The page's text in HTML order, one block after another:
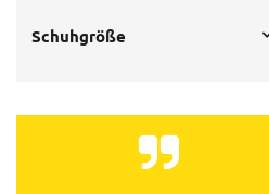
Schuhgröße